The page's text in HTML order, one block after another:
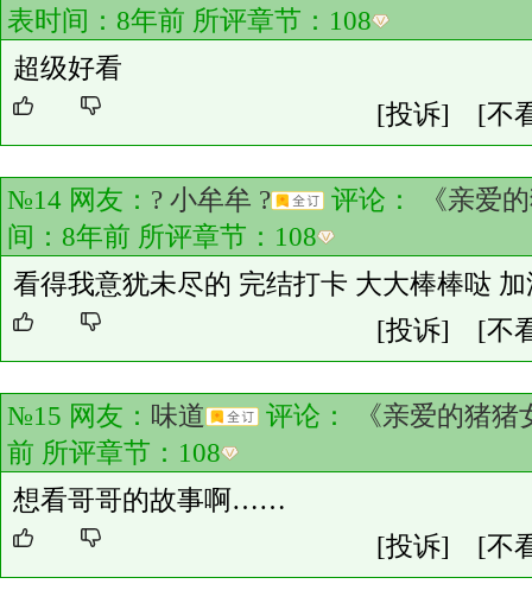
表时间：8年前 所评章节： 108
超级好看
[投诉]
[不
№14 网友： ? 小牟牟 ? 评论：
《亲爱
间：8年前 所评章节： 108
看得我意犹未尽的 完结打卡 大大棒棒哒 加
[投诉]
[不
№15 网友： 味道 评论：
《亲爱的猪猪
前 所评章节： 108
想看哥哥的故事啊……
[投诉]
[不